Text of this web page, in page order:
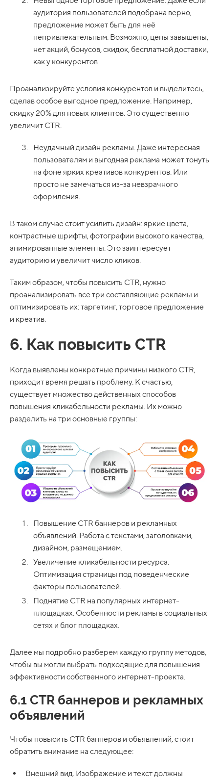
аудитория пользователей подобрана верно,
предложение может быть для неё
непривлекательным. Возможно, цены завышены,
нет акций, бонусов, скидок, бесплатной доставки,
как у конкурентов.
Проанализируйте условия конкурентов и выделитесь,
сделав особое выгодное предложение. Например,
скидку 20% для новых клиентов. Это существенно
увеличит CTR.
Неудачный дизайн рекламы. Даже интересная
пользователям и выгодная реклама может тонуть
на фоне ярких креативов конкурентов. Или
просто не замечаться из-за невзрачного
оформления.
В таком случае стоит усилить дизайн: яркие цвета,
контрастные шрифты, фотографии высокого качества,
анимированные элементы. Это заинтересует
аудиторию и увеличит число кликов.
Таким образом, чтобы повысить CTR, нужно
проанализировать все три составляющие рекламы и
оптимизировать их: таргетинг, торговое предложение
и креатив.
6. Как повысить CTR
Когда выявлены конкретные причины низкого CTR,
приходит время решать проблему. К счастью,
существует множество действенных способов
повышения кликабельности рекламы. Их можно
разделить на три основные группы:
Повышение CTR баннеров и рекламных
объявлений. Работа с текстами, заголовками,
дизайном, размещением.
Увеличение кликабельности ресурса.
Оптимизация страницы под поведенческие
факторы пользователей.
Поднятие CTR на популярных интернет-
площадках. Особенности рекламы в социальных
сетях и блог площадках.
Далее мы подробно разберем каждую группу методов,
чтобы вы могли выбрать подходящие для повышения
эффективности собственного интернет-проекта.
6.1 CTR баннеров и рекламных
объявлений
Чтобы повысить CTR баннеров и объявлений, стоит
обратить внимание на следующее:
Внешний вид. Изображение и текст должны